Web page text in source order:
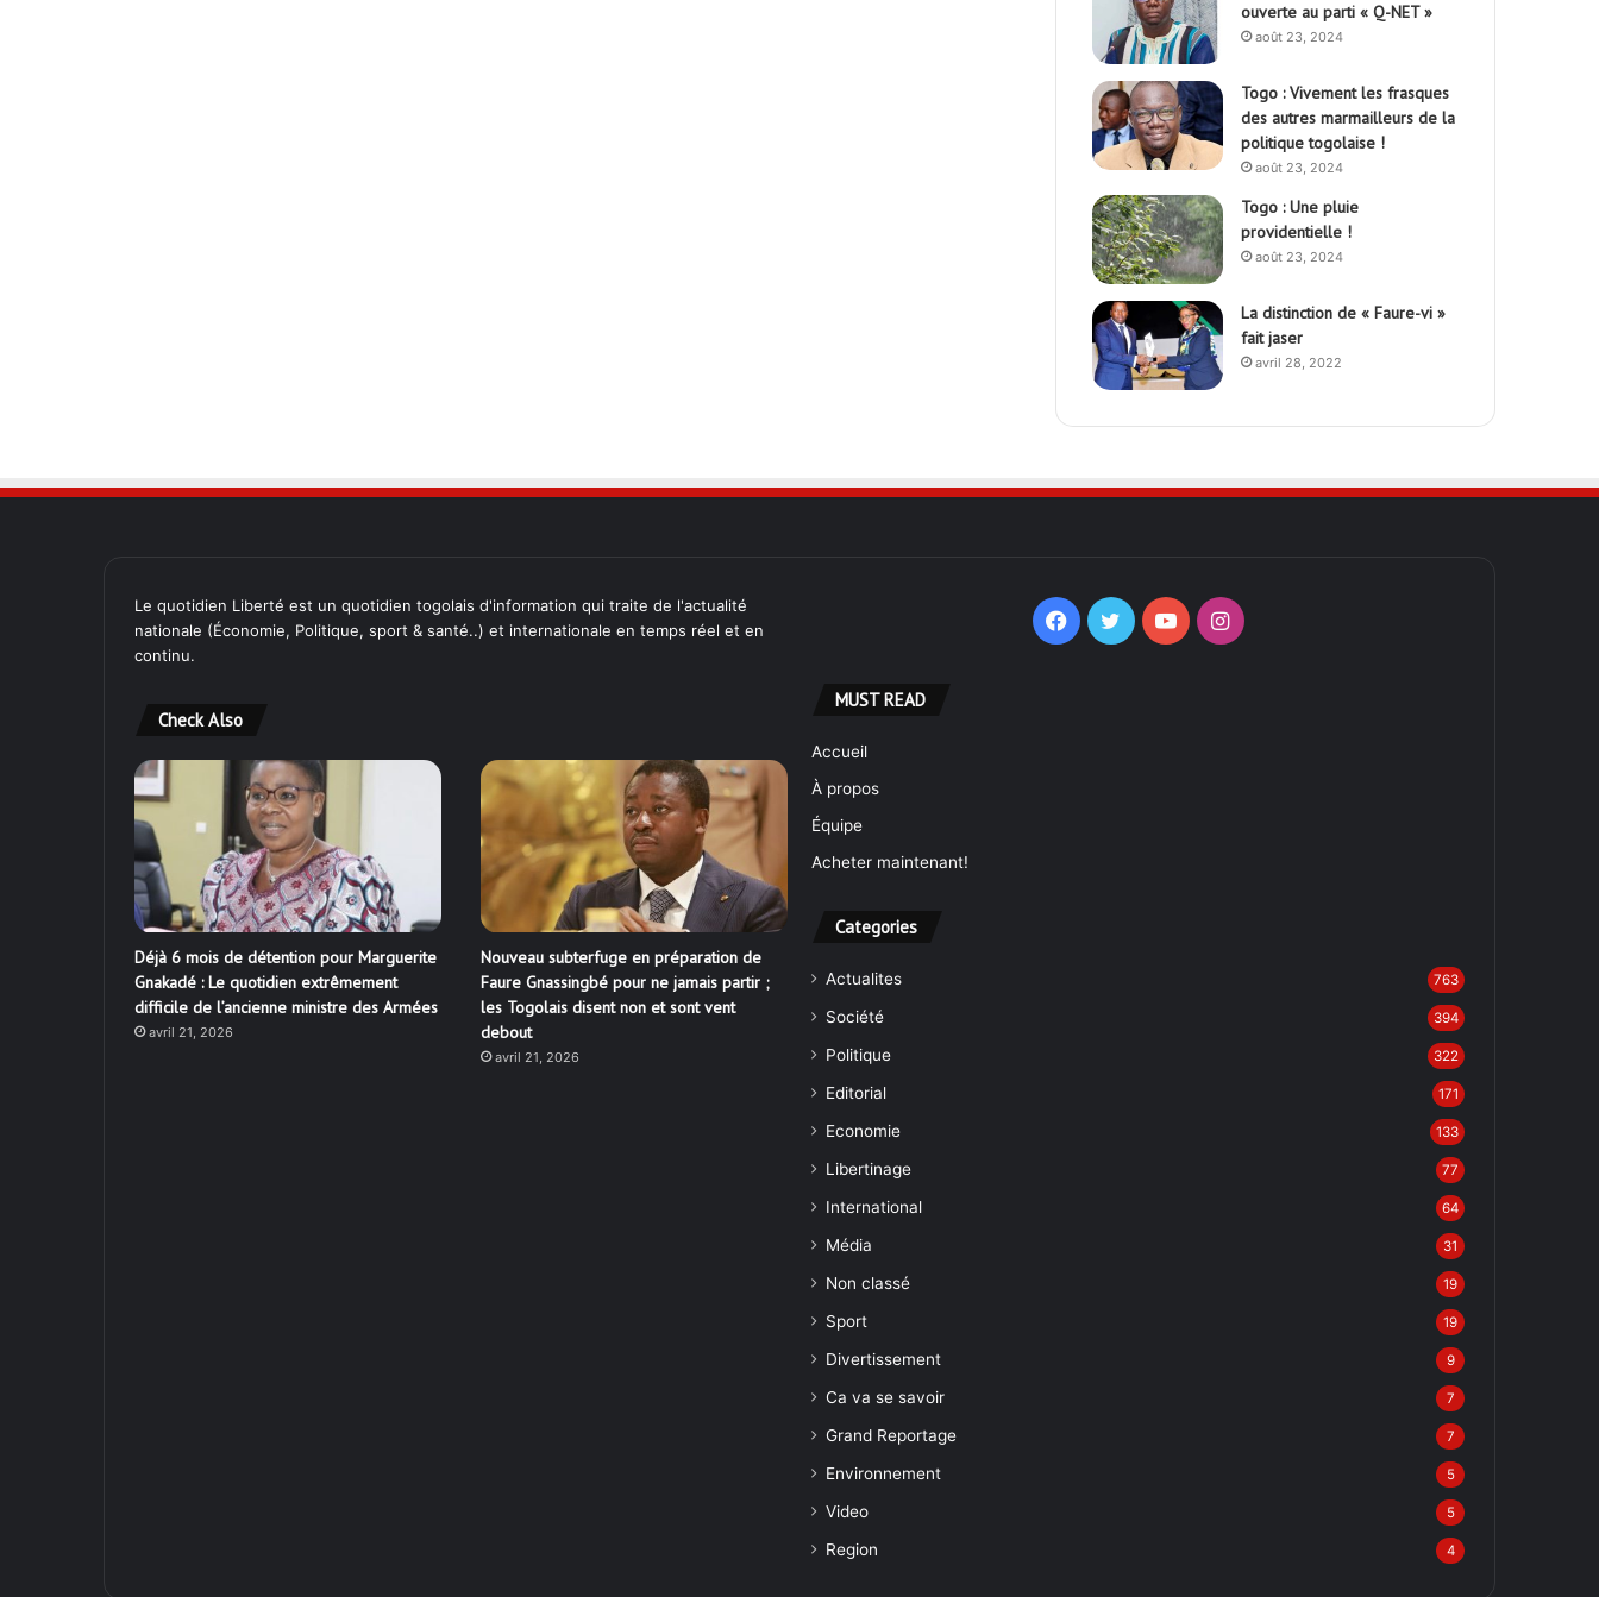
ouverte au parti « Q-NET »
août 23, 2024
Togo : Vivement les frasques
des autres marmailleurs de la
politique togolaise !
août 23, 2024
Togo : Une pluie
providentielle !
août 23, 2024
La distinction de « Faure-vi »
fait jaser
avril 28, 2022
Le quotidien Liberté est un quotidien togolais d'information qui traite de l'actualité
nationale (Économie, Politique, sport & santé..) et internationale en temps réel et en
continu.
Check Also
Déjà 6 mois de détention pour Marguerite
Gnakadé : Le quotidien extrêmement
difficile de l’ancienne ministre des Armées
avril 21, 2026
Nouveau subterfuge en préparation de
Faure Gnassingbé pour ne jamais partir ;
les Togolais disent non et sont vent
debout
avril 21, 2026
Facebook
TwitterYouTubeInstagram
MUST READ
Accueil
À propos
Équipe
Acheter maintenant!
Categories
Actualites 763
Société 394
Politique 322
Editorial 171
Economie 133
Libertinage 77
International 64
Média 31
Non classé 19
Sport 19
Divertissement 9
Ca va se savoir 7
Grand Reportage 7
Environnement 5
Video 5
Region 4